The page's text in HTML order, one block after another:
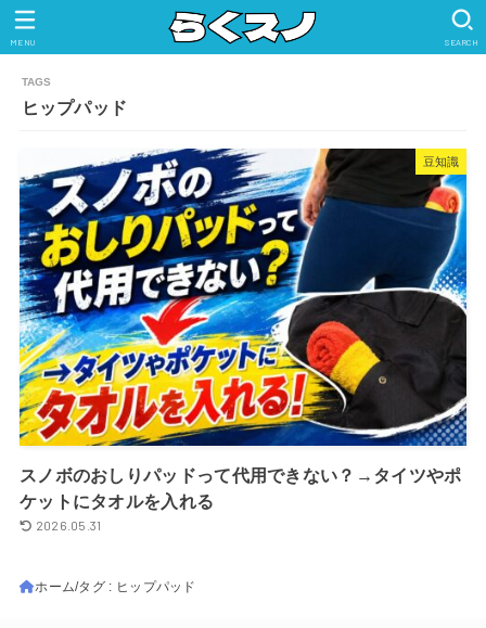
SEARCH
MENU
ヒップパッド
豆知識
スノボのおしりパッドって代用できない？→タイツやポ
ケットにタオルを入れる
2026.05.31
ホーム タグ : ヒップパッド